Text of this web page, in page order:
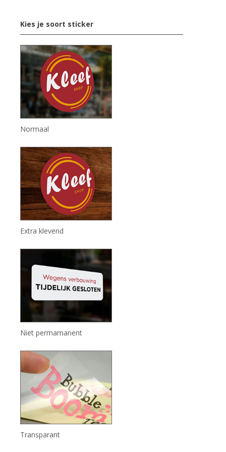
Kies je soort sticker
Normaal
Extra klevend
Niet permamanent
Transparant